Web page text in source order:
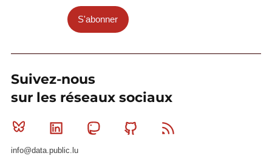
S'abonner
Suivez-nous
sur les réseaux sociaux
Bluesky Linkedin MastodonGithub
info@data.public.lu